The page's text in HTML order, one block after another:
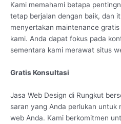
Kami memahami betapa
tetap berjalan dengan baik, dan
menyertakan maintenance
kami. Anda dapat fokus pada
sementara kami merawat situs
Gratis Konsultasi
Jasa Web Design di Rungkut
saran yang Anda perlukan untuk
web Anda. Kami berkomitmen